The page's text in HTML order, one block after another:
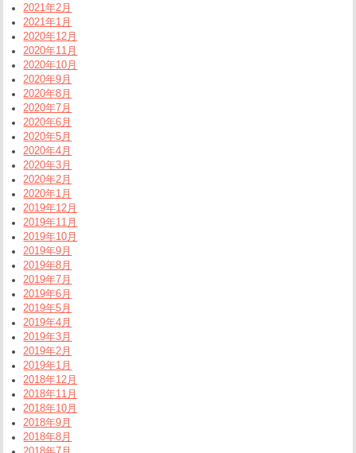
2021年2月
2021年1月
2020年12月
2020年11月
2020年10月
2020年9月
2020年8月
2020年7月
2020年6月
2020年5月
2020年4月
2020年3月
2020年2月
2020年1月
2019年12月
2019年11月
2019年10月
2019年9月
2019年8月
2019年7月
2019年6月
2019年5月
2019年4月
2019年3月
2019年2月
2019年1月
2018年12月
2018年11月
2018年10月
2018年9月
2018年8月